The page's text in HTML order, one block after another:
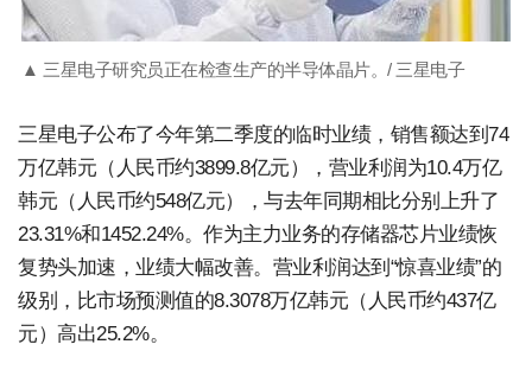
▲ 三星电子研究员正在检查生产的半导体晶片。/ 三星电子
三星电子公布了今年第二季度的临时业绩，销售额达到74
万亿韩元（人民币约3899.8亿元），营业利润为10.4万亿
韩元（人民币约548亿元），与去年同期相比分别上升了
23.31%和1452.24%。作为主力业务的存储器芯片业绩恢
复势头加速，业绩大幅改善。营业利润达到“惊喜业绩”的
级别，比市场预测值的8.3078万亿韩元（人民币约437亿
元）高出25.2%。